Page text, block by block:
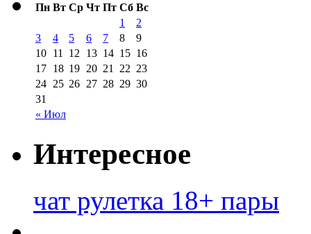
Пн Вт Ср Чт Пт Сб Вс
« Июл
1
2
3
4 5 6 7 8
9
10 11 12 13 14 15 16
17 18 19 20 21 22 23
24 25 26 27 28 29 30
31
Интересное
чат рулетка 18+ пары